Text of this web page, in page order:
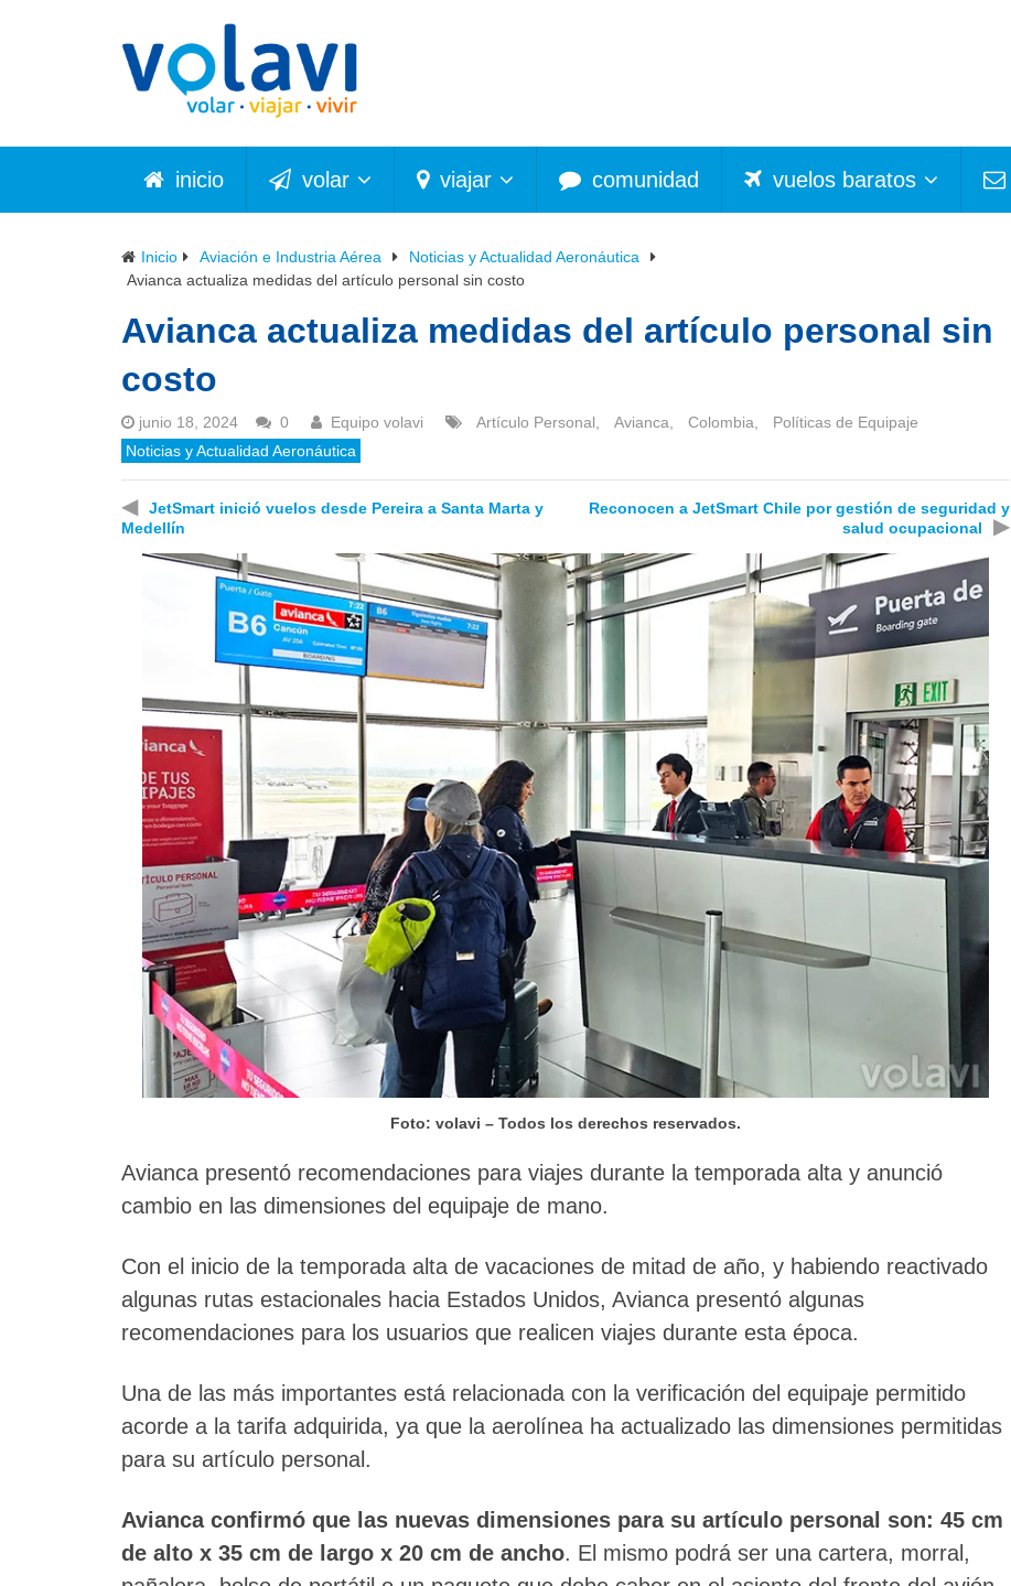
inicio volar viajar comunidad vuelos baratos
Inicio Aviación e Industria Aérea
Noticias y Actualidad Aeronáutica
Avianca actualiza medidas del artículo personal sin costo
Avianca actualiza medidas del artículo personal sin
costo
junio 18, 2024 0 Equipo volavi Artículo Personal Avianca Colombia
Políticas de Equipaje
Noticias y Actualidad Aeronáutica
◀
JetSmart inició vuelos desde Pereira a Santa Marta y
Medellín
Reconocen a JetSmart Chile por gestión de seguridad y
salud ocupacional
▶
Foto: volavi – Todos los derechos reservados.
Avianca presentó recomendaciones para viajes durante la temporada alta y anunció
cambio en las dimensiones del equipaje de mano.
Con el inicio de la temporada alta de vacaciones de mitad de año, y habiendo reactivado
algunas rutas estacionales hacia Estados Unidos, Avianca presentó algunas
recomendaciones para los usuarios que realicen viajes durante esta época.
Una de las más importantes está relacionada con la verificación del equipaje permitido
acorde a la tarifa adquirida, ya que la aerolínea ha actualizado las dimensiones permitidas
para su artículo personal.
Avianca confirmó que las nuevas dimensiones para su artículo personal son: 45 cm
de alto x 35 cm de largo x 20 cm de ancho. El mismo podrá ser una cartera, morral,